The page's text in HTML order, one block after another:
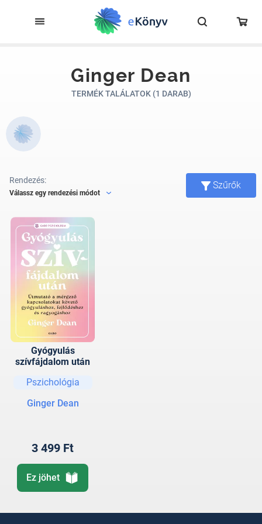
Ginger Dean
TERMÉK TALÁLATOK (1 DARAB)
Rendezés:
Válassz egy rendezési módot
Szűrők
Gyógyulás
szívfájdalom után
Pszichológia
Ginger Dean
3 499 Ft
Ez jöhet